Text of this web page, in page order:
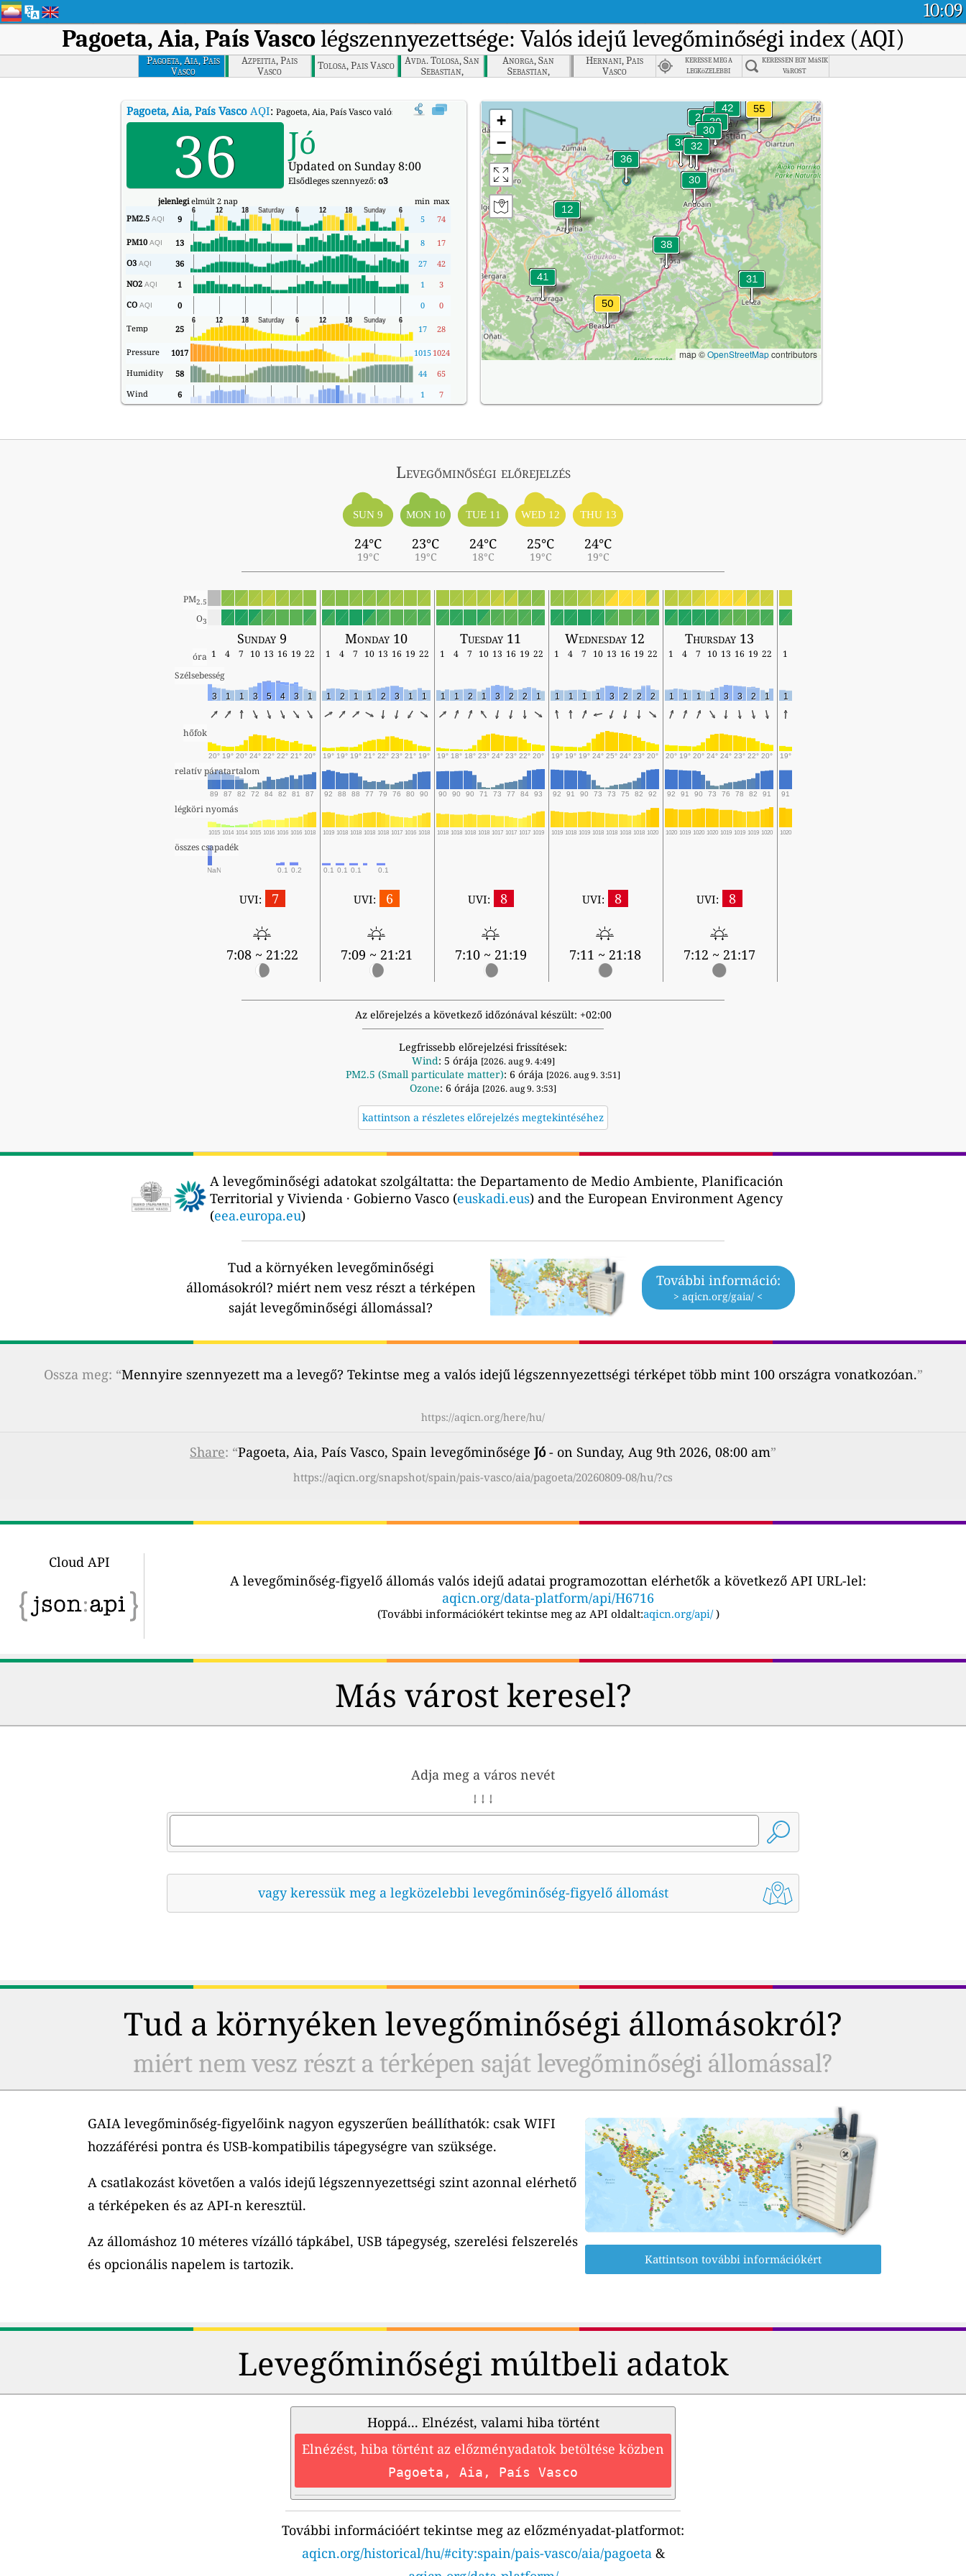
10:09
Pagoeta, Aia, País Vascolégszennyezettsége: Valós idejű levegőminőségi index (AQI)
Pagoeta, Aia, Pais
Vasco
Azpeitia, Pais
Vasco
Tolosa, Pais Vasco
Avda. Tolosa, San
Sebastian,
Donostia, Pais
Anorga, San
Sebastian,
Donostia, Pais
Hernani, Pais
Vasco
KERESSE MEG A
LEGKöZELEBBI
KERESSEN EGY MáSIK
VáROST
Pagoeta, Aia, País VascoAQI: Pagoeta, Aia, País Vasco valós idejű levegőminőségi indexe (AQI).
36 Jó
Updated on Sunday 8:00
Elsődleges szennyező:o3
jelenlegielmúlt 2 nap min max
PM2.5 AQI 9 5 74
PM10 AQI 13 8
17
O3 AQI 36 27
42
NO2 AQI 1 1
3
CO AQI 0 0 0
Temp 25 17 28
Pressure 1017 1015 1024
Humidity
58 44
65
Wind
6 1 7
+
−
map ©OpenStreetMapcontributors
Levegőminőségi előrejelzés
SUN 9
24°C
19°C
MON 10
23°C
19°C
TUE 11
24°C
18°C
WED 12
25°C
19°C
THU 13
24°C
19°C
PM2.5
O3
Sunday 9 Monday 10 Tuesday 11 Wednesday 12 Thursday 13
óra 1 4 7 10 13 16 19 22 1 4 7 10 13 16 19 22 1 4 7 10 13 16 19 22 1 4 7 10 13 16 19 22 1 4 7 10 13 16 19 22
1
Szélsebesség
3 1 1 3 5 4 3 1 1 2 1 1 2 3 1 1 1 1 2 1 3 2 2 1 1 1 1 1 3 2 2 2 1 1 1 1 3 3 2 1 1
hőfok
20° 19° 20° 24° 22° 22° 21° 20° 19° 19° 19° 21° 22° 23° 21° 19° 19° 18° 18° 23° 24° 23° 22° 20° 19° 19° 19° 24° 25° 24° 23° 20° 20° 19° 20° 24° 24° 23° 22° 20° 19°
relatív páratartalom
89 87 82 72 84 82 81 87 92 88 88 77 79 76 80 90 90 90 90 71 73 77 84 93 92 91 90 73 73 75 82 92 92 91 90 73 76 78 82 91 91
légköri nyomás
1015 1014 1014 1015 1016 1016 1016 1018 1019 1018 1018 1018 1018 1017 1016 1018 1018 1018 1018 1018 1017 1017 1017 1019 1019 1018 1019 1018 1018 1018 1018 1020 1020 1019 1020 1020 1019 1019 1019 1020 1020
összes csapadék
NaN 0.1 0.2 0.1 0.1 0.1 0.1
UVI: 7
7:08 ~ 21:22
UVI: 6
7:09 ~ 21:21
UVI: 8
7:10 ~ 21:19
UVI: 8
7:11 ~ 21:18
UVI: 8
7:12 ~ 21:17
Az előrejelzés a következő időzónával készült: +02:00
Legfrissebb előrejelzési frissítések:
Wind: 5 órája [2026. aug 9. 4:49]
PM2.5 (Small particulate matter): 6 órája [2026. aug 9. 3:51]
Ozone: 6 órája [2026. aug 9. 3:53]
kattintson a részletes előrejelzés megtekintéséhez
A levegőminőségi adatokat szolgáltatta: the Departamento de Medio Ambiente, Planificación
Territorial y Vivienda · Gobierno Vasco (euskadi.eus) and the European Environment Agency
(eea.europa.eu)
Tud a környéken levegőminőségi
állomásokról? miért nem vesz részt a térképen
saját levegőminőségi állomással?
További információ:
> aqicn.org/gaia/ <
Ossza meg: “Mennyire szennyezett ma a levegő? Tekintse meg a valós idejű légszennyezettségi térképet több mint 100 országra vonatkozóan.”
https://aqicn.org/here/hu/
Share: “Pagoeta, Aia, País Vasco, Spain levegőminősége Jó- on Sunday, Aug 9th 2026, 08:00 am”
https://aqicn.org/snapshot/spain/pais-vasco/aia/pagoeta/20260809-08/hu/?cs
Cloud API
A levegőminőség-figyelő állomás valós idejű adatai programozottan elérhetők a következő API URL-lel:
aqicn.org/data-platform/api/H6716
(További információkért tekintse meg az API oldalt:aqicn.org/api/ )
Más várost keresel?
Adja meg a város nevét
↓ ↓ ↓
vagy keressük meg a legközelebbi levegőminőség-figyelő állomást
Tud a környéken levegőminőségi állomásokról?
miért nem vesz részt a térképen saját levegőminőségi állomással?
GAIA levegőminőség-figyelőink nagyon egyszerűen beállíthatók: csak WIFI
hozzáférési pontra és USB-kompatibilis tápegységre van szüksége.
A csatlakozást követően a valós idejű légszennyezettségi szint azonnal elérhető
a térképeken és az API-n keresztül.
Az állomáshoz 10 méteres vízálló tápkábel, USB tápegység, szerelési felszerelés
és opcionális napelem is tartozik.
Kattintson további információkért
Levegőminőségi múltbeli adatok
Hoppá... Elnézést, valami hiba történt
Elnézést, hiba történt az előzményadatok betöltése közben
Pagoeta, Aia, País Vasco
További információért tekintse meg az előzményadat-platformot:
aqicn.org/historical/hu/#city:spain/pais-vasco/aia/pagoeta&